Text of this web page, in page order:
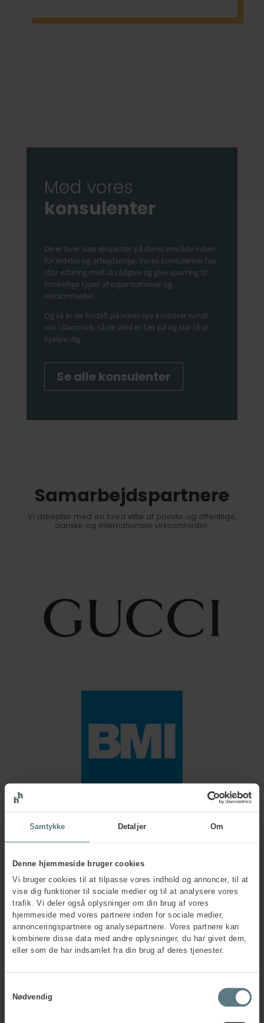
Samtykke Detaljer Om
Denne hjemmeside bruger cookies
Vi bruger cookies til at tilpasse vores indhold og annoncer, til at
vise dig funktioner til sociale medier og til at analysere vores
trafik. Vi deler også oplysninger om din brug af vores
hjemmeside med vores partnere inden for sociale medier,
annonceringspartnere og analysepartnere. Vores partnere kan
kombinere disse data med andre oplysninger, du har givet dem,
eller som de har indsamlet fra din brug af deres tjenester.
Nødvendig
Mød vores
konsulenter
De er hver især eksperter på deres område inden
for ledelse og arbejdsmiljø. Vores konsulenter har
stor erfaring med at rådgive og give sparring til
forskellige typer af organisationer og
virksomheder.
Og så er de fordelt på vores syv kontorer rundt
om i Danmark, så de altid er tæt på og klar til at
hjælpe dig.
Se alle konsulenter
Samarbejds­partnere
Vi arbejder med en bred vifte af private og offentlige,
danske og internationale virksomheder.